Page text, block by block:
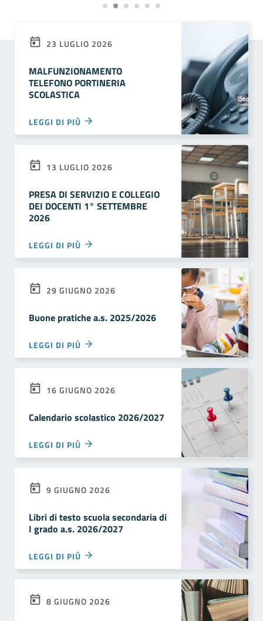
23 LUGLIO 2026
MALFUNZIONAMENTO
TELEFONO PORTINERIA
SCOLASTICA
LEGGI DI PIÙ
13 LUGLIO 2026
PRESA DI SERVIZIO E COLLEGIO
DEI DOCENTI 1° SETTEMBRE
2026
LEGGI DI PIÙ
29 GIUGNO 2026
Buone pratiche a.s. 2025/2026
LEGGI DI PIÙ
16 GIUGNO 2026
Calendario scolastico 2026/2027
LEGGI DI PIÙ
9 GIUGNO 2026
Libri di testo scuola secondaria di
I grado a.s. 2026/2027
LEGGI DI PIÙ
8 GIUGNO 2026